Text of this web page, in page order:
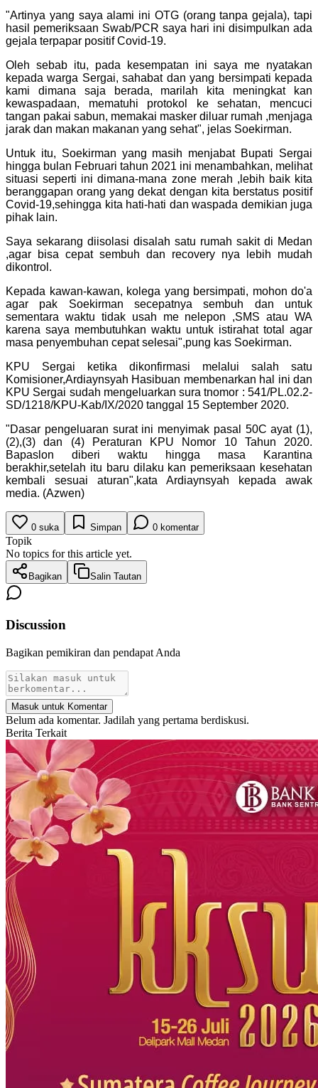
"Artinya yang saya alami ini OTG (orang tanpa gejala), tapi
hasil pemeriksaan Swab/PCR saya hari ini disimpulkan ada
gejala terpapar positif Covid-19.
Oleh sebab itu, pada kesempatan ini saya me nyatakan
kepada warga Sergai, sahabat dan yang bersimpati kepada
kami dimana saja berada, marilah kita meningkat kan
kewaspadaan, mematuhi protokol ke sehatan, mencuci
tangan pakai sabun, memakai masker diluar rumah ,menjaga
jarak dan makan makanan yang sehat", jelas Soekirman.
Untuk itu, Soekirman yang masih menjabat Bupati Sergai
hingga bulan Februari tahun 2021 ini menambahkan, melihat
situasi seperti ini dimana-mana zone merah ,lebih baik kita
beranggapan orang yang dekat dengan kita berstatus positif
Covid-19,sehingga kita hati-hati dan waspada demikian juga
pihak lain.
Saya sekarang diisolasi disalah satu rumah sakit di Medan
,agar bisa cepat sembuh dan recovery nya lebih mudah
dikontrol.
Kepada kawan-kawan, kolega yang bersimpati, mohon do'a
agar pak Soekirman secepatnya sembuh dan untuk
sementara waktu tidak usah me nelepon ,SMS atau WA
karena saya membutuhkan waktu untuk istirahat total agar
masa penyembuhan cepat selesai",pung kas Soekirman.
KPU Sergai ketika dikonfirmasi melalui salah satu
Komisioner,Ardiaynsyah Hasibuan membenarkan hal ini dan
KPU Sergai sudah mengeluarkan sura tnomor : 541/PL.02.2-
SD/1218/KPU-Kab/IX/2020 tanggal 15 September 2020.
"Dasar pengeluaran surat ini menyimak pasal 50C ayat (1),
(2),(3) dan (4) Peraturan KPU Nomor 10 Tahun 2020.
Bapaslon diberi waktu hingga masa Karantina
berakhir,setelah itu baru dilaku kan pemeriksaan kesehatan
kembali sesuai aturan",kata Ardiaynsyah kepada awak
media. (Azwen)
0 suka Simpan 0 komentar
Topik
No topics for this article yet.
Bagikan Salin Tautan
Discussion
Bagikan pemikiran dan pendapat Anda
Masuk untuk Komentar
Belum ada komentar. Jadilah yang pertama berdiskusi.
Berita Terkait